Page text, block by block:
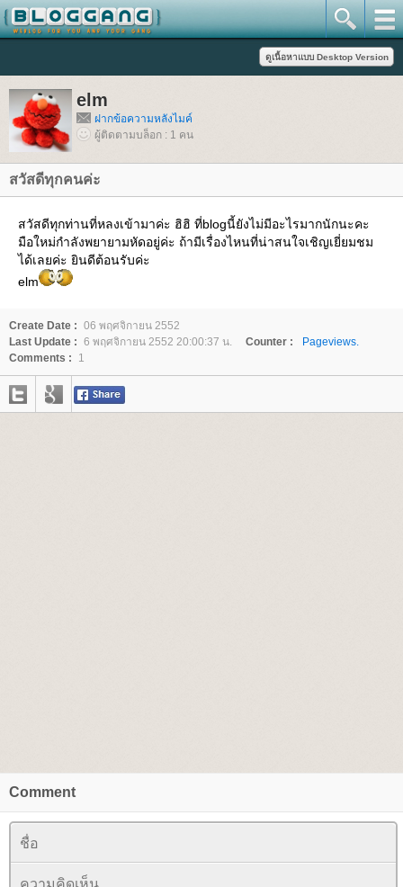
elm
ฝากข้อความหลังไมค์
ผู้ติดตามบล็อก : 1 คน
สวัสดีทุกคนค่ะ
สวัสดีทุกท่านที่หลงเข้ามาค่ะ ฮิฮิ ที่blogนี้ยังไม่มีอะไรมากนักนะคะ
มือใหม่กำลังพยายามหัดอยู่ค่ะ ถ้ามีเรื่องไหนที่น่าสนใจเชิญเยี่ยมชม
ได้เลยค่ะ ยินดีต้อนรับค่ะ
elm
Create Date : 06 พฤศจิกายน 2552
Last Update : 6 พฤศจิกายน 2552 20:00:37 น. Counter :
Pageviews.
Comments :
1
Comment